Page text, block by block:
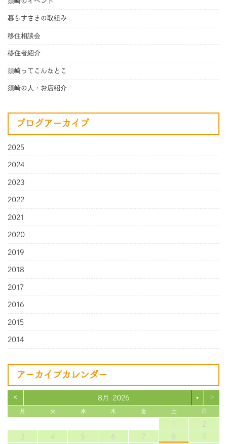
暮らすさきの取組み
移住相談会
移住者紹介
須崎ってこんなとこ
須崎の人・お店紹介
ブログアーカイブ
2025
2024
2023
2022
2021
2020
2019
2018
2017
2016
2015
2014
アーカイブカレンダー
< 8月 2026 ▼ >
月 火 水 木 金 土 日
1
2
3
4 5 6 7 8
9